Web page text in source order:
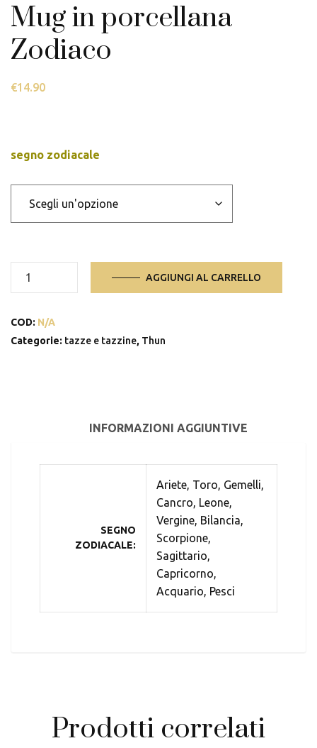
Mug in porcellana
Zodiaco
€14.90
segno zodiacale
Mug
Zodiaco
quantità
AGGIUNGI AL CARRELLO
COD: N/A
Categorie: tazze e tazzine, Thun
INFORMAZIONI AGGIUNTIVE
SEGNO
ZODIACALE
Ariete, Toro, Gemelli,
Cancro, Leone,
Vergine, Bilancia,
Scorpione,
Sagittario,
Capricorno,
Acquario, Pesci
Prodotti correlati